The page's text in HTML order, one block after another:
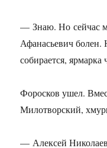
— Знаю. Но сейчас
Афанасьевич
собирается,
Форосков ушел.
Милотворский,
— Алексей